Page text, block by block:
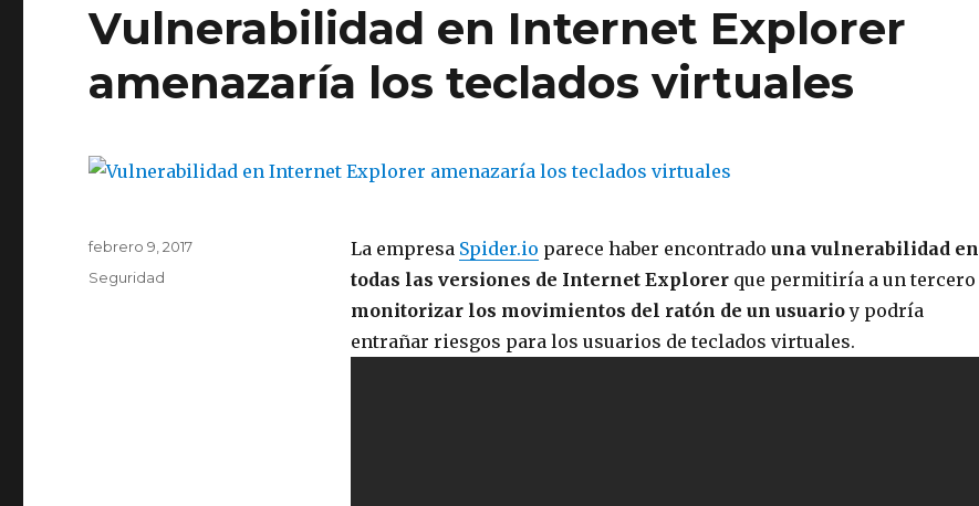
Vulnerabilidad en Internet Explorer
amenazaría los teclados virtuales
La empresa Spider.io parece haber encontrado una vulnerabilidad en
todas las versiones de Internet Explorerque permitiría a un tercero
monitorizar los movimientos del ratón de un usuarioy podría
entrañar riesgos para los usuarios de teclados virtuales.
Publicado
el
febrero 9, 2017
Categorías
Seguridad